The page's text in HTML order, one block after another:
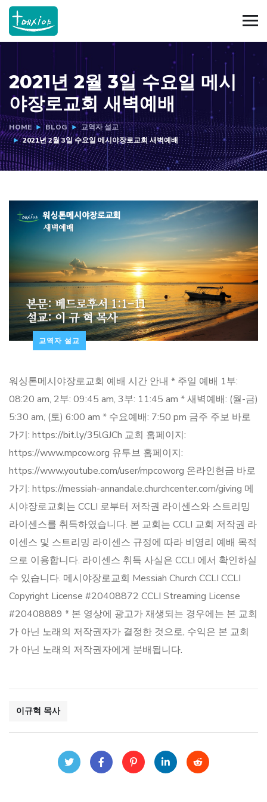
2021년 2월 3일 수요일 메시
야장로교회 새벽예배
HOME BLOG
교역자 설교
2021년 2월 3일 수요일 메시야장로교회 새벽예배
교역자 설교
워싱톤메시야장로교회 예배 시간 안내 * 주일 예배 1부:
08:20 am, 2부: 09:45 am, 3부: 11:45 am * 새벽예배: (월-금)
5:30 am, (토) 6:00 am * 수요예배: 7:50 pm 금주 주보 바로
가기: https://bit.ly/35lGJCh 교회 홈페이지:
https://www.mpcow.org 유투브 홈페이지:
https://www.youtube.com/user/mpcoworg 온라인헌금 바로
가기: https://messiah-annandale.churchcenter.com/giving 메
시야장로교회는 CCLI 로부터 저작권 라이센스와 스트리밍
라이센스를 취득하였습니다. 본 교회는 CCLI 교회 저작권 라
이센스 및 스트리밍 라이센스 규정에 따라 비영리 예배 목적
으로 이용합니다. 라이센스 취득 사실은 CCLI 에서 확인하실
수 있습니다. 메시야장로교회 Messiah Church CCLI CCLI
Copyright License #20408872 CCLI Streaming License
#20408889 * 본 영상에 광고가 재생되는 경우에는 본 교회
가 아닌 노래의 저작권자가 결정한 것으로, 수익은 본 교회
가 아닌 노래의 저작권자에게 분배됩니다.
이규혁 목사